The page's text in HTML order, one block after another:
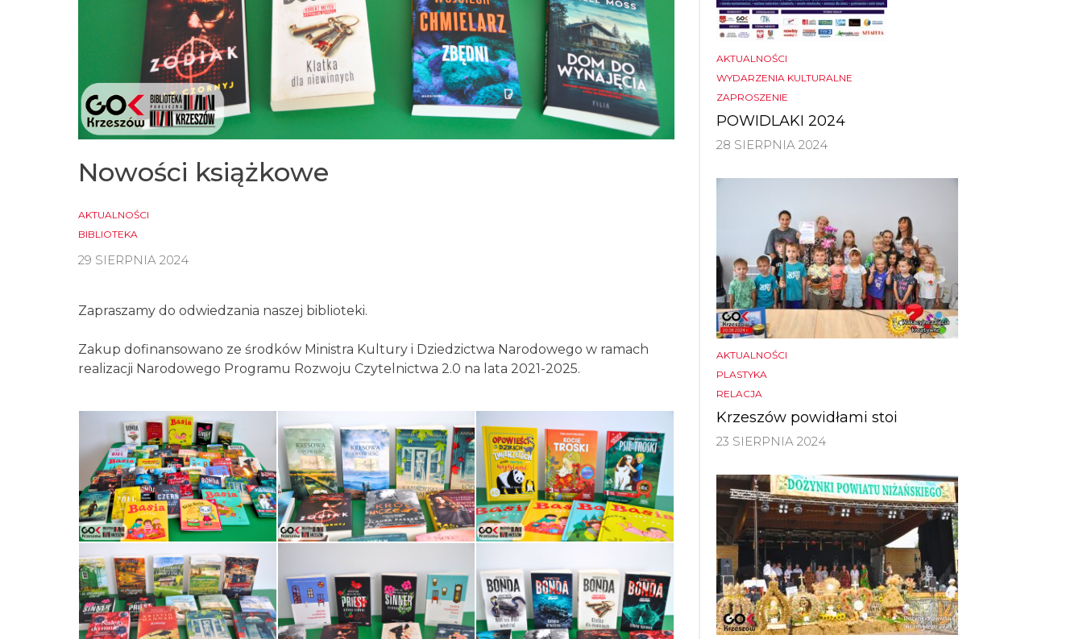
Nowości książkowe
AKTUALNOŚCI
BIBLIOTEKA
29 SIERPNIA 2024
Zapraszamy do odwiedzania naszej biblioteki.
Zakup dofinansowano ze środków Ministra Kultury i Dziedzictwa Narodowego w ramach
realizacji Narodowego Programu Rozwoju Czytelnictwa 2.0 na lata 2021-2025.
AKTUALNOŚCI
WYDARZENIA KULTURALNE
ZAPROSZENIE
POWIDLAKI 2024
28 SIERPNIA 2024
AKTUALNOŚCI
PLASTYKA
RELACJA
Krzeszów powidłami stoi
23 SIERPNIA 2024